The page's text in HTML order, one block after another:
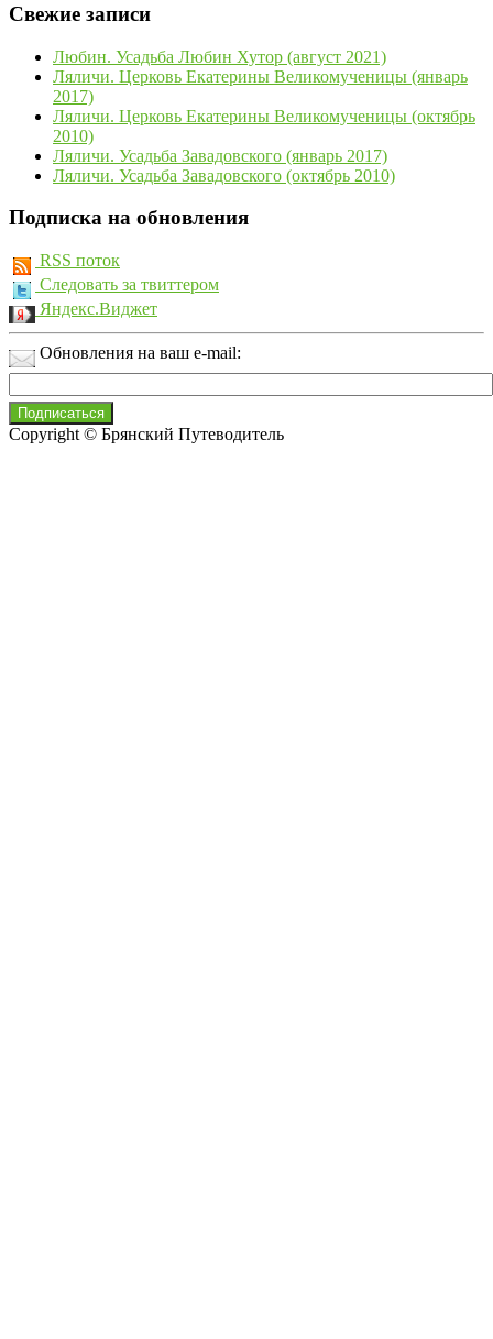
Свежие записи
Любин. Усадьба Любин Хутор (август 2021)
Ляличи. Церковь Екатерины Великомученицы (январь
2017)
Ляличи. Церковь Екатерины Великомученицы (октябрь
2010)
Ляличи. Усадьба Завадовского (январь 2017)
Ляличи. Усадьба Завадовского (октябрь 2010)
Подписка на обновления
RSS поток
Следовать за твиттером
Яндекс.Виджет
Обновления на ваш e-mail:
Copyright © Брянский Путеводитель